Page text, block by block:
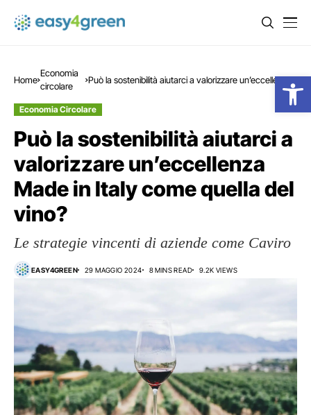
Home
Economia
circolare
Può la sostenibilità aiutarci a valorizzare un’eccellenza
Economia Circolare
Può la sostenibilità aiutarci a
valorizzare un’eccellenza
Made in Italy come quella del
vino?
Le strategie vincenti di aziende come Caviro
EASY4GREEN 29 MAGGIO 2024 8 MINS READ 9.2K VIEWS